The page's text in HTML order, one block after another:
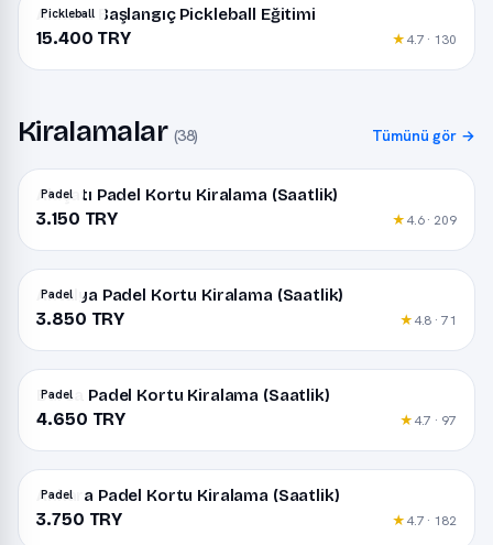
Pickleball
Ankara Başlangıç Pickleball Eğitimi
15.400 TRY ★4.7 · 130
Kiralamalar (38) Tümünü gör →
Padel
Alaçatı Padel Kortu Kiralama (Saatlik)
3.150 TRY ★4.6 · 209
Padel
Antalya Padel Kortu Kiralama (Saatlik)
3.850 TRY ★4.8 · 71
Padel
Bursa Padel Kortu Kiralama (Saatlik)
4.650 TRY ★4.7 · 97
Padel
Ankara Padel Kortu Kiralama (Saatlik)
3.750 TRY ★4.7 · 182